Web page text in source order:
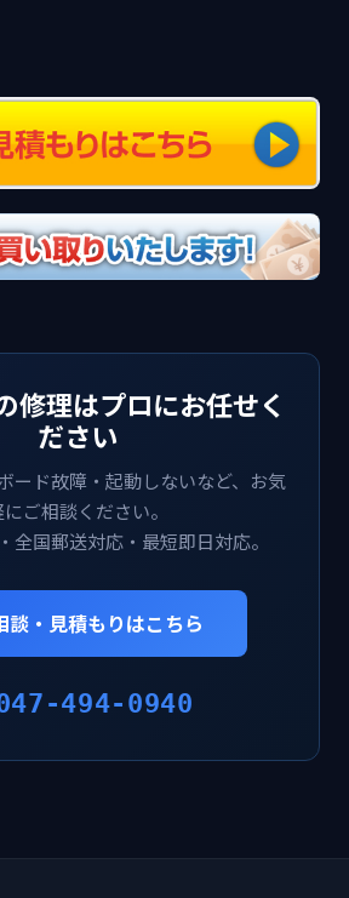
修理はプロにお任せく
ださい
ード故障・起動しないなど、お気
ご相談ください。
全国郵送対応・最短即日対応。
談・見積もりはこちら
494-0940